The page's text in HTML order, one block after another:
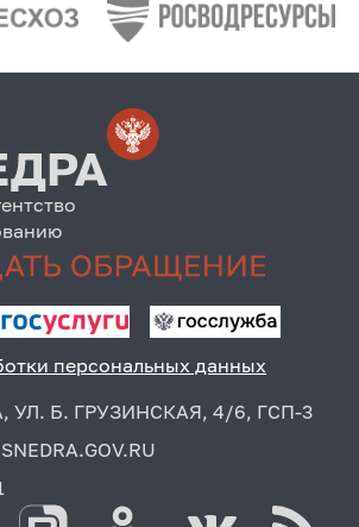
персональных данных
УЛ. Б. ГРУЗИНСКАЯ, 4/6, ГСП-3